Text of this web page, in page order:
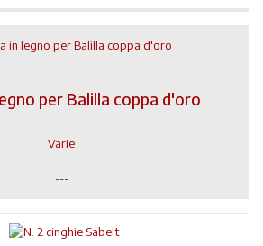
per Balilla coppa d'oro
Varie
---